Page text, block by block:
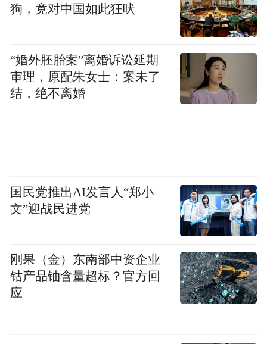
狗，竟对中国如此狂吠
“婚外胚胎案”离婚诉讼延期
审理，原配朱女士：案未了
结，绝不离婚
国民党推出AI发言人“郑小
文”迎战民进党
刚果（金）东南部中资企业
钴产品铀含量超标？官方回
应